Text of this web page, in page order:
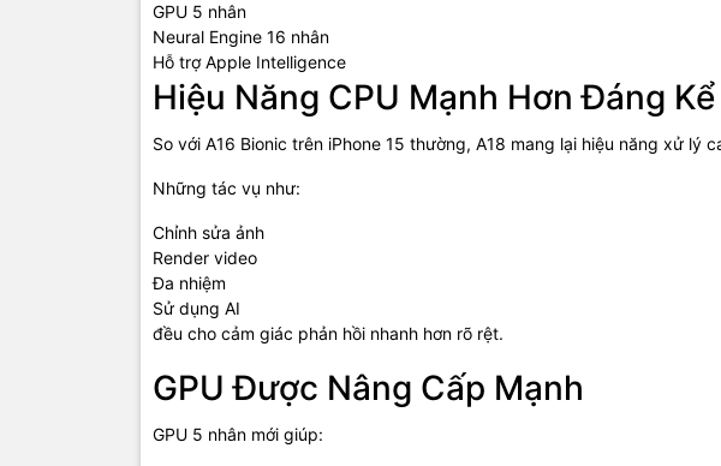
GPU 5 nhân
Neural Engine 16 nhân
Hỗ trợ Apple Intelligence
Hiệu Năng CPU Mạnh Hơn Đáng Kể
So với A16 Bionic trên iPhone 15 thường, A18 mang lại hiệu năng xử lý
Những tác vụ như:
Chỉnh sửa ảnh
Render video
Đa nhiệm
Sử dụng AI
đều cho cảm giác phản hồi nhanh hơn rõ rệt.
GPU Được Nâng Cấp Mạnh
GPU 5 nhân mới giúp: